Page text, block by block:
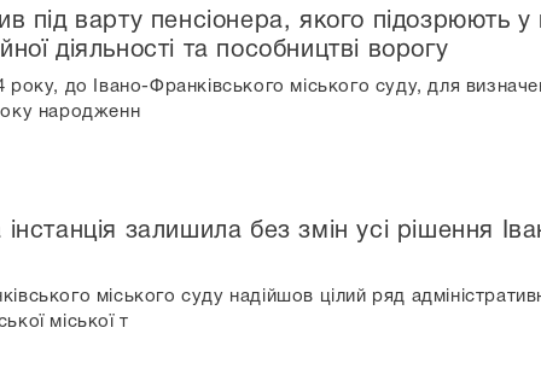
під варту пенсіонера, якого підозрюють у
діяльності та пособництві ворогу
року, до Івано-Франківського міського суду, для
народженн
інстанція залишила без змін усі рішення
міського суду надійшов цілий ряд
міської т